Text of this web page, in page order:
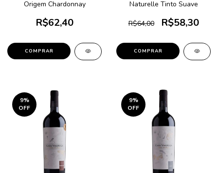
Origem Chardonnay
R$62,40
Naturelle Tinto Suave
R$64,00 R$58,30
9%
OFF
9%
OFF